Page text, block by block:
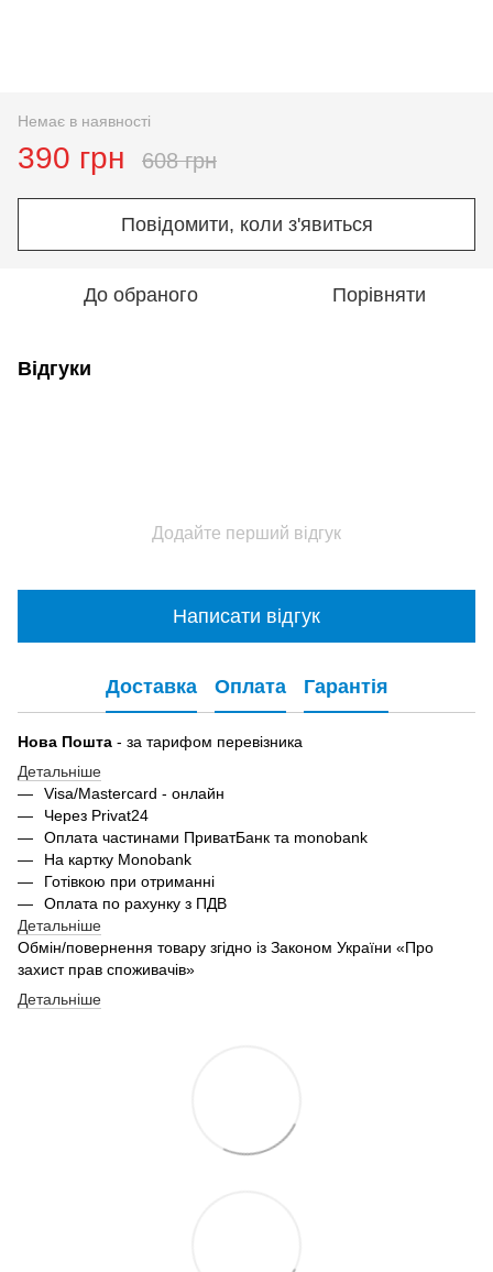
Немає в наявності
390 грн 608 грн
Повідомити, коли з'явиться
До обраного Порівняти
Відгуки
Додайте перший відгук
Написати відгук
Доставка Оплата Гарантія
Нова Пошта - за тарифом перевізника
Детальніше
Visa/Mastercard - онлайн
Через Privat24
Оплата частинами ПриватБанк та monobank
На картку Monobank
Готівкою при отриманні
Оплата по рахунку з ПДВ
Детальніше
Обмін/повернення товару згідно із Законом України «Про
захист прав споживачів»
Детальніше